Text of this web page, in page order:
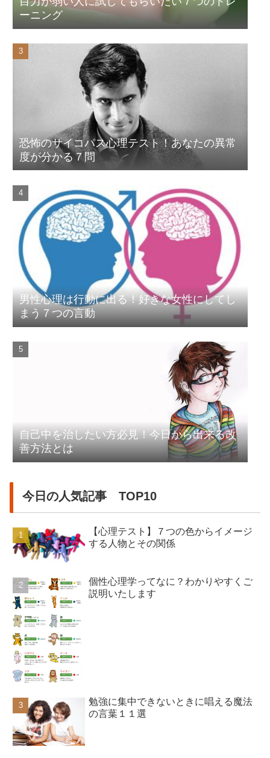
ーニング
恐怖のサイコパス心理テスト！あなたの異常
度が分かる７問
男性心理は行動に出る！好きな女性にしてし
まう７つの言動
自己中を治したい方必見！今日から出来る改
善方法とは
今日の人気記事 TOP10
【心理テスト】７つの色からイメージ
する人物とその関係
個性心理学ってなに？わかりやすくご
説明いたします
勉強に集中できないときに唱える魔法
の言葉１１選